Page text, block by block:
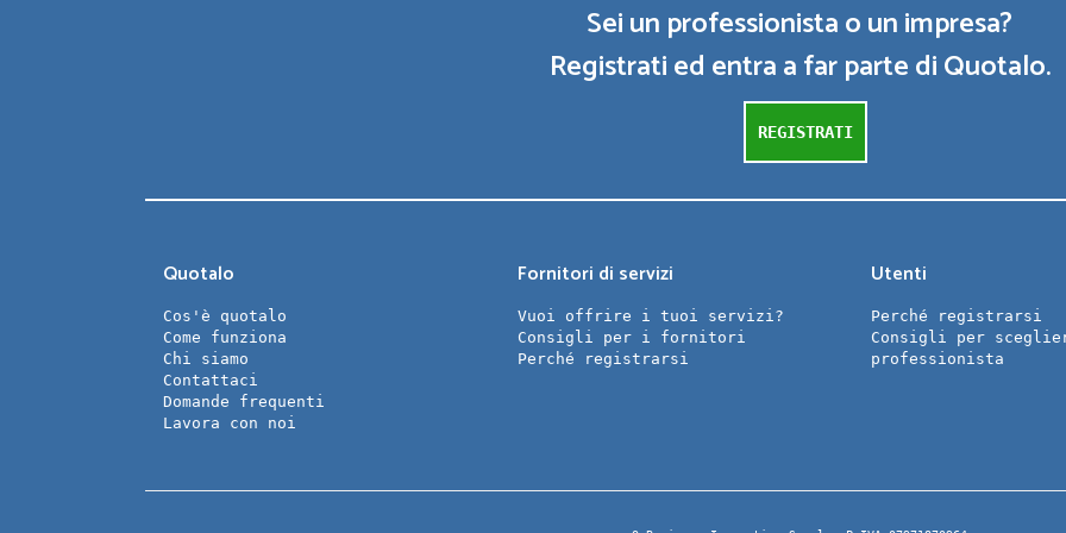
Sei un professionista o un impresa?
Registrati ed entra a far parte di Quotalo.
REGISTRATI
Quotalo
Cos'è quotalo
Come funziona
Chi siamo
Contattaci
Domande frequenti
Lavora con noi
Fornitori di servizi
Vuoi offrire i tuoi servizi?
Consigli per i fornitori
Perché registrarsi
Utenti
Perché registrarsi
Consigli per
professionista